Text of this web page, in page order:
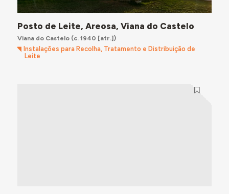
Posto de Leite, Areosa, Viana do Castelo
Viana do Castelo(c. 1940 [atr.])
Instalações para Recolha, Tratamento e Distribuição de
Leite